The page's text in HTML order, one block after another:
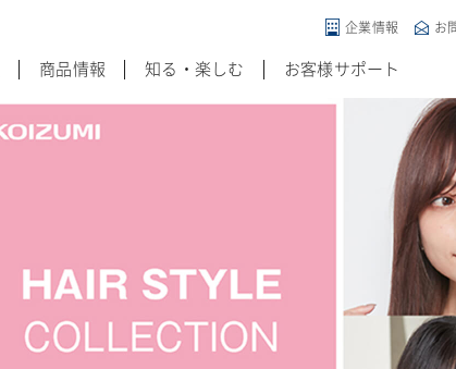
商品情報 知る・楽しむ お客様サポート
企業情報 お